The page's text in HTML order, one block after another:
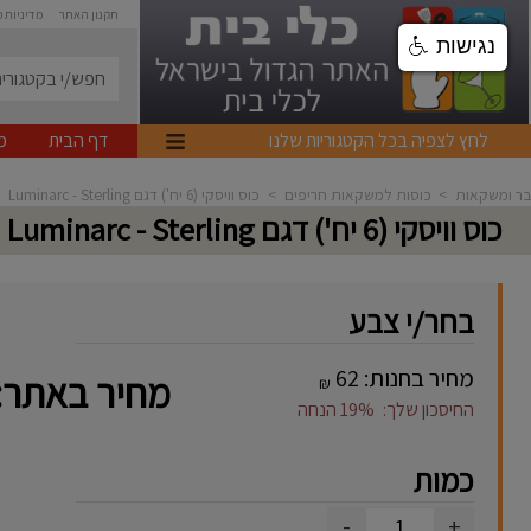
תקנון האתר
לחץ לצפיה בכל הקטגוריות שלנו דף הבית
בר ומשקאות > כוסות למשקאות חריפים > כוס וויסקי (6 יח') דגם Luminarc - Sterling
כוס וויסקי (6 יח') דגם Luminarc - Sterling
בחר/י צבע
מחיר בחנות: ₪
החיסכון שלך: 19%הנחה מחיר
כמות
נגישות